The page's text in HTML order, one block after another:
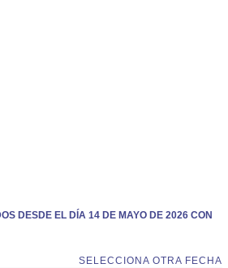
DESDE EL DÍA 14 DE MAYO DE 2026 CON
SELECCIONA OTRA FECHA